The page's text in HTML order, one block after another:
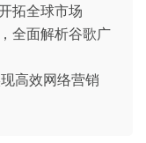
拓全球市场
全面解析谷歌广
高效网络营销